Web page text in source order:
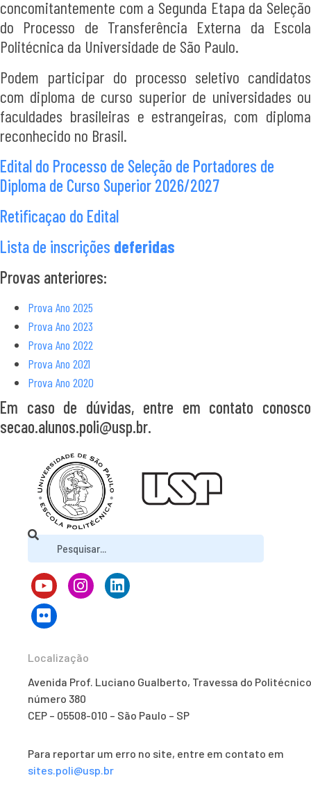
concomitantemente com a Segunda Etapa da Seleção
do Processo de Transferência Externa da Escola
Politécnica da Universidade de São Paulo.
Podem participar do processo seletivo candidatos
com diploma de curso superior de universidades ou
faculdades brasileiras e estrangeiras, com diploma
reconhecido no Brasil.
Edital do Processo de Seleção de Portadores de
Diploma de Curso Superior 2026/2027
Retificaçao do Edital
Lista de inscrições deferidas
Provas anteriores:
Prova Ano 2025
Prova Ano 2023
Prova Ano 2022
Prova Ano 2021
Prova Ano 2020
Em caso de dúvidas, entre em contato conosco
secao.alunos.poli@usp.br.
Localização
Avenida Prof. Luciano Gualberto, Travessa do
número 380
CEP – 05508-010 – São Paulo – SP
Para reportar um erro no site, entre em contato em
sites.poli@usp.br